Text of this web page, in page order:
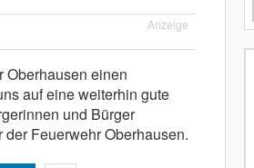
Anzeige
Oberhausen einen
auf eine weiterhin gute
und Bürger
der Feuerwehr Oberhausen.